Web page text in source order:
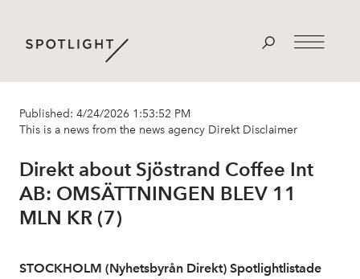
Published: 4/24/2026 1:53:52 PM
This is a news from the news agency DirektDisclaimer
Direkt about Sjöstrand Coffee Int
AB: OMSÄTTNINGEN BLEV 11
MLN KR (7)
STOCKHOLM (Nyhetsbyrån Direkt) Spotlightlistade